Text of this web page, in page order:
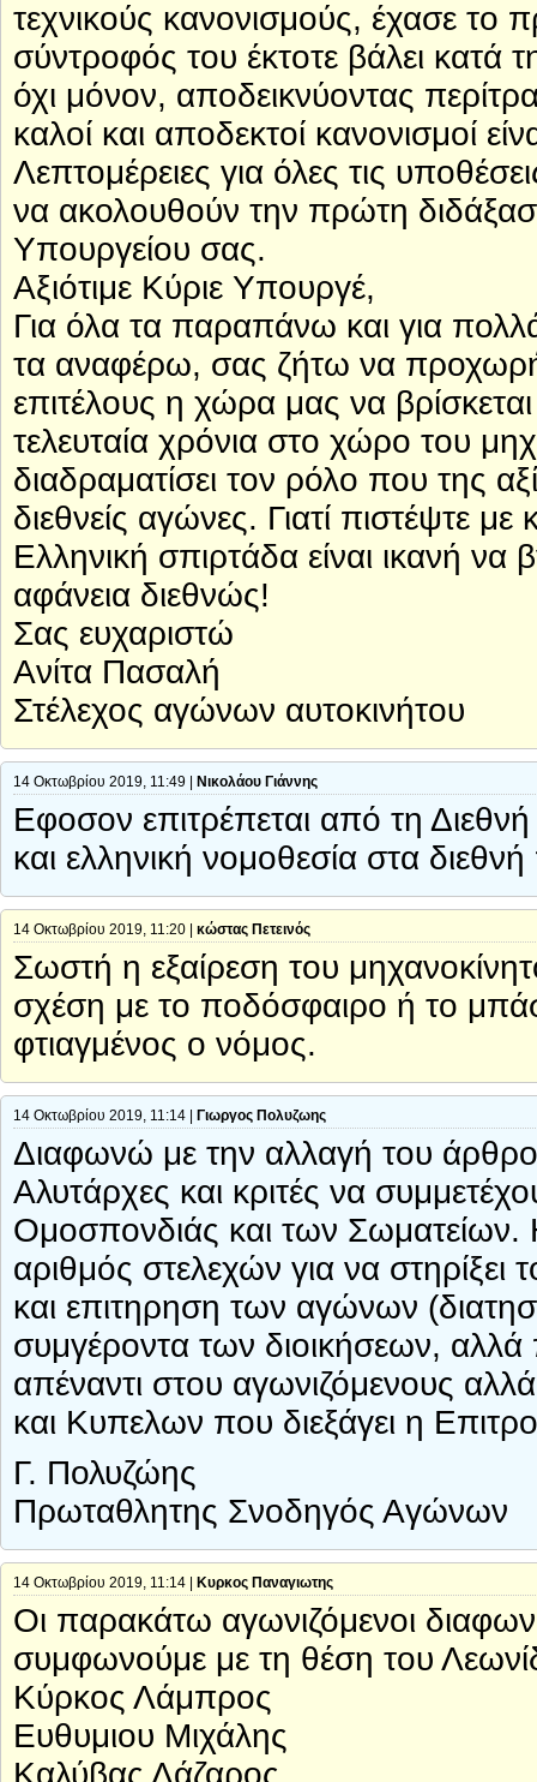
τεχνικούς κανονισμούς, έχασε το
σύντροφός του έκτοτε βάλει κατά
όχι μόνον, αποδεικνύοντας
καλοί και αποδεκτοί κανονισμοί
Λεπτομέρειες για όλες τις
να ακολουθούν την πρώτη
Υπουργείου σας.
Αξιότιμε Κύριε Υπουργέ,
Για όλα τα παραπάνω και για
τα αναφέρω, σας ζήτω να
επιτέλους η χώρα μας να
τελευταία χρόνια στο χώρο του
διαδραματίσει τον ρόλο που της
διεθνείς αγώνες. Γιατί πιστέψτε
Ελληνική σπιρτάδα είναι ικανή
αφάνεια διεθνώς!
Σας ευχαριστώ
Ανίτα Πασαλή
Στέλεχος αγώνων αυτοκινήτου
14 Οκτωβρίου 2019, 11:49 | Νικολάου Γιάννης
Εφοσον επιτρέπεται από τη
και ελληνική νομοθεσία στα
14 Οκτωβρίου 2019, 11:20 | κώστας Πετεινός
Σωστή η εξαίρεση του
σχέση με το ποδόσφαιρο ή το
φτιαγμένος ο νόμος.
14 Οκτωβρίου 2019, 11:14 | Γιωργος Πολυζωης
Διαφωνώ με την αλλαγή του
Αλυτάρχες και κριτές να
Ομοσπονδιάς και των Σωματείων. Η
αριθμός στελεχών για να στηρίξει
και επιτηρηση των αγώνων
συμγέροντα των διοικήσεων, αλλά
απέναντι στου αγωνιζόμενους
και Κυπελων που διεξάγει η
Γ. Πολυζώης
Πρωταθλητης Σνοδηγός Αγώνων
14 Οκτωβρίου 2019, 11:14 | Κυρκος Παναγιωτης
Οι παρακάτω αγωνιζόμενοι
συμφωνούμε με τη θέση του
Κύρκος Λάμπρος
Ευθυμιου Μιχάλης
Καλύβας Λάζαρος